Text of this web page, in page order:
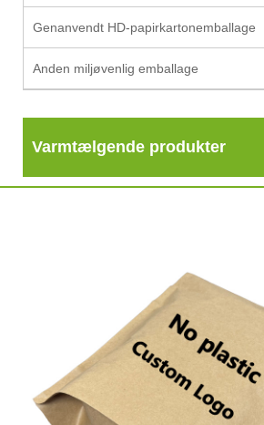
Genanvendt HD-papirkartonemballage
Anden miljøvenlig emballage
Varmtælgende produkter